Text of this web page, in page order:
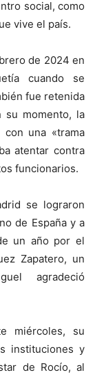
social, como
vive el país.
de 2024 en
cuando se
fue retenida
su momento, la
una «trama
atentar contra
funcionarios.
se lograron
de España y a
un año por el
Zapatero, un
agradeció
miércoles, su
instituciones y
de Rocío, al